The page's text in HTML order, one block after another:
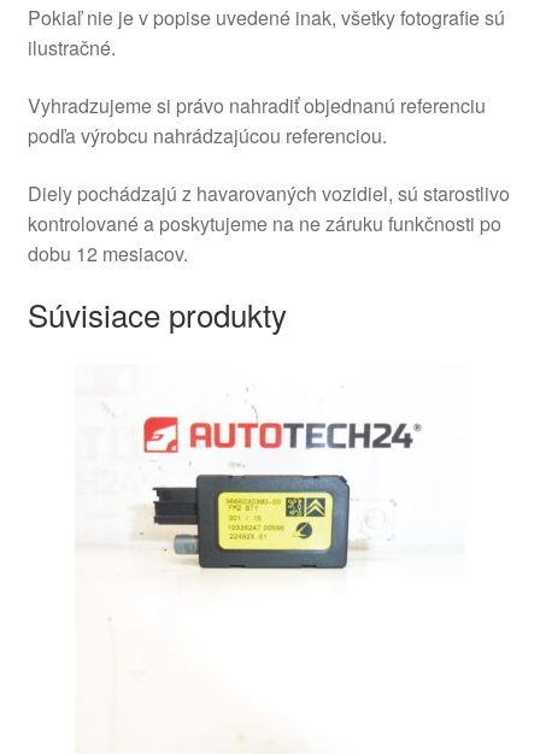
Pokiaľ nie je v popise uvedené inak, všetky fotografie sú
ilustračné.
Vyhradzujeme si právo nahradiť objednanú referenciu
podľa výrobcu nahrádzajúcou referenciou.
Diely pochádzajú z havarovaných vozidiel, sú starostlivo
kontrolované a poskytujeme na ne záruku funkčnosti po
dobu 12 mesiacov.
Súvisiace produkty